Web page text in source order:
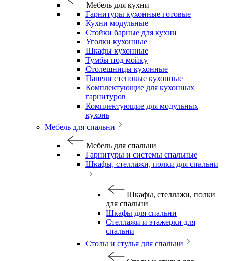
Мебель для кухни
Гарнитуры кухонные готовые
Кухни модульные
Стойки барные для кухни
Уголки кухонные
Шкафы кухонные
Тумбы под мойку
Столешницы кухонные
Панели стеновые кухонные
Комплектующие для кухонных
гарнитуров
Комплектующие для модульных
кухонь
Мебель для спальни
Мебель для спальни
Гарнитуры и системы спальные
Шкафы, стеллажи, полки для спальни
Шкафы, стеллажи, полки
для спальни
Шкафы для спальни
Стеллажи и этажерки для
спальни
Столы и стулья для спальни